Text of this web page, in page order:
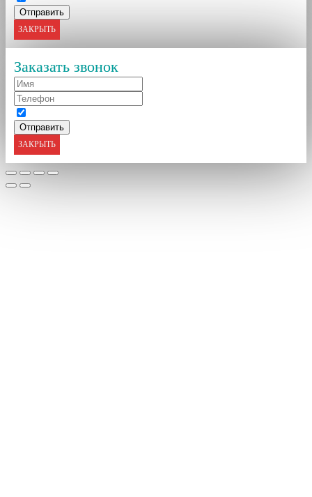
ЗАКРЫТЬ
Заказать звонок
ЗАКРЫТЬ